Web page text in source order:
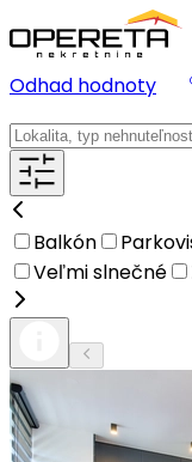
Odhad hodnoty
Balkón
Veľmi slnečné